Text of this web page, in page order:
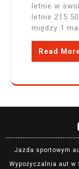
letnie w
letnie 215
między 1
Read
Jazda sportowym
Wypożyczalnia aut w